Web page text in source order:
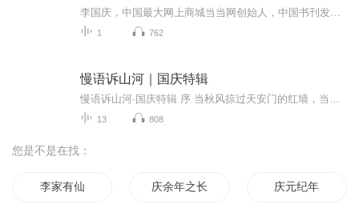
1 762
慢语诉山河｜国庆特辑
13 808
您是不是在找：
李家有仙 庆余年之长歌行 庆元纪年